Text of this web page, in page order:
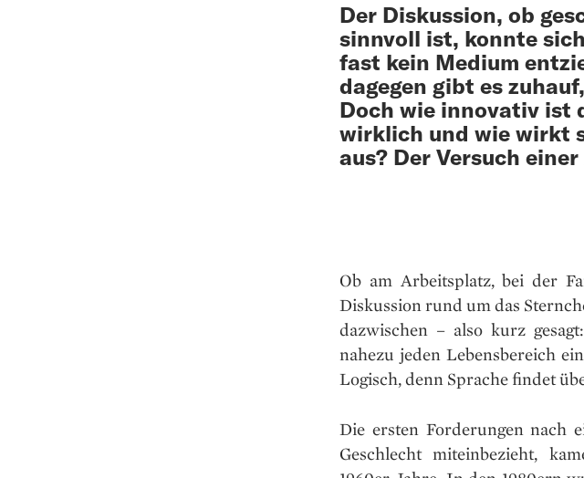
Der Diskussion, ob
sinnvoll ist, konnte
fast kein Medium
dagegen gibt es
Doch wie innovativ ist
wirklich und wie wirkt
aus? Der Versuch
Ob am Arbeitsplatz, bei der
Diskussion rund um das
dazwischen – also kurz
nahezu jeden Lebensbereich
Logisch, denn Sprache findet
Die ersten Forderungen nach
Geschlecht miteinbezieht,